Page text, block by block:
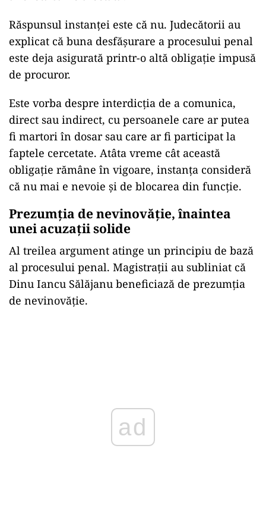
Răspunsul instanței este că nu. Judecătorii au
explicat că buna desfășurare a procesului penal
este deja asigurată printr-o altă obligație impusă
de procuror.
Este vorba despre interdicția de a comunica,
direct sau indirect, cu persoanele care ar putea
fi martori în dosar sau care ar fi participat la
faptele cercetate. Atâta vreme cât această
obligație rămâne în vigoare, instanța consideră
că nu mai e nevoie și de blocarea din funcție.
Prezumția de nevinovăție, înaintea
unei acuzații solide
Al treilea argument atinge un principiu de bază
al procesului penal. Magistrații au subliniat că
Dinu Iancu Sălăjanu beneficiază de prezumția
de nevinovăție.
ad